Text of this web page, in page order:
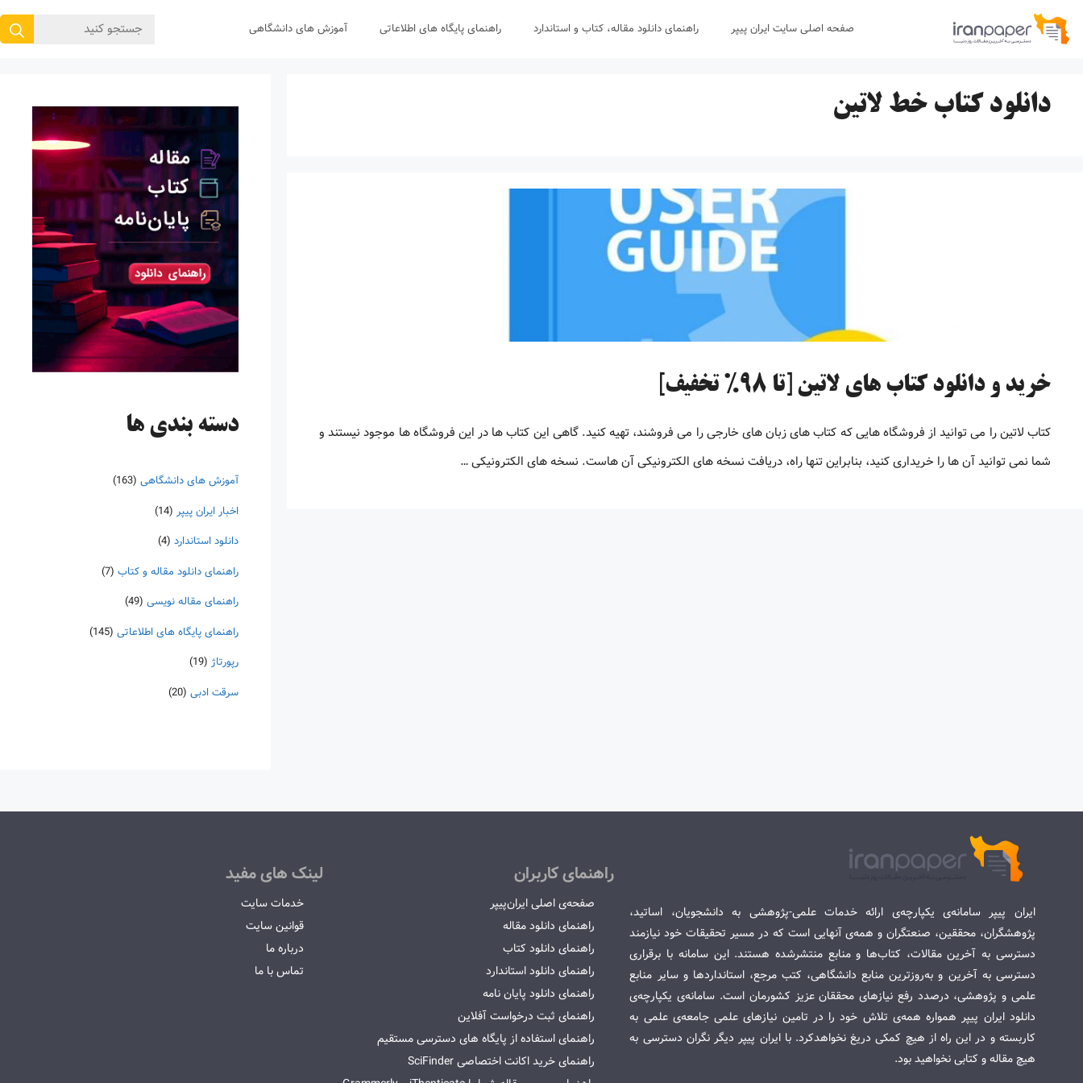
پرش
صفحه اصلی سایت ایران پیپر راهنمای دانلود مقاله، کتاب و استاندارد راهنمای پایگاه های اطلاعاتی آموزش های دانشگاهی
جستجوی
دانلود کتاب خط لاتین
خرید و دانلود کتاب های لاتین [تا 98% تخفیف]
کتاب لاتین را می توانید از فروشگاه هایی که کتاب های زبان های خارجی را می فروشند، تهیه کنید. گاهی این کتاب ها در این فروشگاه ها موجود نیستند و
شما نمی توانید آن ها را خریداری کنید، بنابراین تنها راه، دریافت نسخه های الکترونیکی آن هاست. نسخه های الکترونیکی …
دسته‌ بندی ها
آموزش های دانشگاهی (163)
اخبار ایران پیپر (14)
دانلود استاندارد (4)
راهنمای دانلود مقاله و کتاب (7)
راهنمای مقاله نویسی (49)
راهنمای پایگاه های اطلاعاتی (145)
رپورتاژ (19)
سرقت ادبی (20)
ایران پیپر سامانه‌ی یکپارچه‌ی ارائه خدمات علمی-پژوهشی به دانشجویان، اساتید،
پژوهشگران، محققین، صنعتگران و همه‌ی آنهایی است که در مسیر تحقیقات خود نیازمند
دسترسی به آخرین مقالات، کتاب‌ها و منابع منتشرشده هستند. این سامانه با برقراری
دسترسی به آخرین و به‌روزترین منابع دانشگاهی، کتب مرجع، استانداردها و سایر منابع
علمی و پژوهشی، درصدد رفع نیازهای محققان عزیز کشورمان است. سامانه‌ی یکپارچه‌ی
دانلود ایران پیپر همواره همه‌ی تلاش خود را در تامین نیازهای علمی جامعه‌ی علمی به
کاربسته و در این راه از هیچ کمکی دریغ نخواهدکرد. با ایران پیپر دیگر نگران دسترسی به
هیچ مقاله و کتابی نخواهید بود.
راهنمای کاربران
صفحه‌ی اصلی ایران‌پیپر
راهنمای دانلود مقاله
راهنمای دانلود کتاب
راهنمای دانلود استاندارد
راهنمای دانلود پایان نامه
راهنمای ثبت درخواست آفلاین
راهنمای استفاده از پایگاه های دسترسی مستقیم
راهنمای خرید اکانت اختصاصی SciFinder
لینک های مفید
خدمات سایت
قوانین سایت
درباره ما
تماس با ما